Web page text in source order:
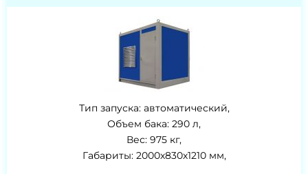
Тип запуска: автоматический,
Объем бака: 290 л,
Вес: 975 кг,
Габариты: 2000х830х1210 мм,